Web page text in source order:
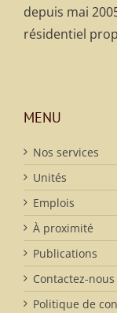
depuis mai
résidentiel
MENU
Nos services
Unités
Emplois
À proximité
Publications
Contactez-nous
Politique de